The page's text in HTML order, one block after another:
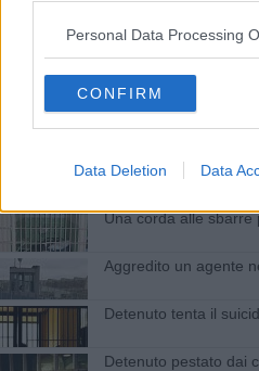
Personal Data Processing
CONFIRM
Data Deletion Data
Esce in permesso
Detenuto si ferisce,
poliziotti e medico
Schiaffi e calci, agenti
Una corda alle sbarre
Aggredito un agente
Detenuto tenta il
Detenuto pestato dai